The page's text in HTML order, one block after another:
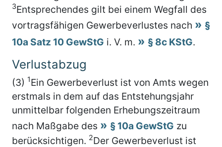
3Entsprechendes gilt bei einem Wegfall des
vortragsfähigen Gewerbeverlustes nach
§
10a Satz 10 GewStG i. V. m. § 8c KStG.
Verlustabzug
(3) 1Ein Gewerbeverlust ist von Amts wegen
erstmals in dem auf das Entstehungsjahr
unmittelbar folgenden Erhebungszeitraum
nach Maßgabe des
§ 10a GewStG zu
berücksichtigen. 2Der Gewerbeverlust ist